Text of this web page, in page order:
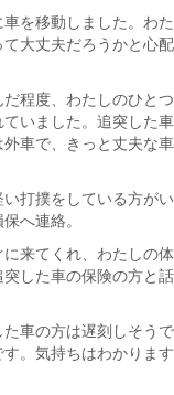
を移動しました。わた
大丈夫だろうかと心配
程度、わたしのひとつ
いました。追突した車
車で、きっと丈夫な車
打撲をしている方がい
へ連絡。
来てくれ、わたしの体
した車の保険の方と話
車の方は遅刻しそうで
。気持ちはわかります